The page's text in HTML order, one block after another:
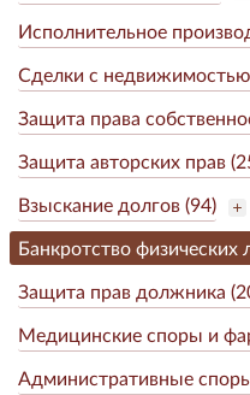
Исполнительное
Сделки с
Защита права
Защита авторских прав
Взыскание долгов (94)
Банкротство физических
Защита прав должника
Медицинские споры и
Административные